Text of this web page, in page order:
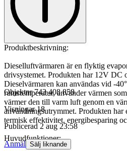
Produktbeskrivning:
Dieselluftvärmaren är en flyktig
drivsystemet. Produkten har 12V DC
Dieselvärmaren kan användas vid -
rumstemperatur, använder värmen
värmer den till varm luft genom en
användningsutrymmet. Produkten har
termisk effektivitet, energibesparing
Huvudfunktioner:
Objektnr 743 408 858
Visningar 18
Publicerad 2 aug 23:58
Anmäl Sälj liknande